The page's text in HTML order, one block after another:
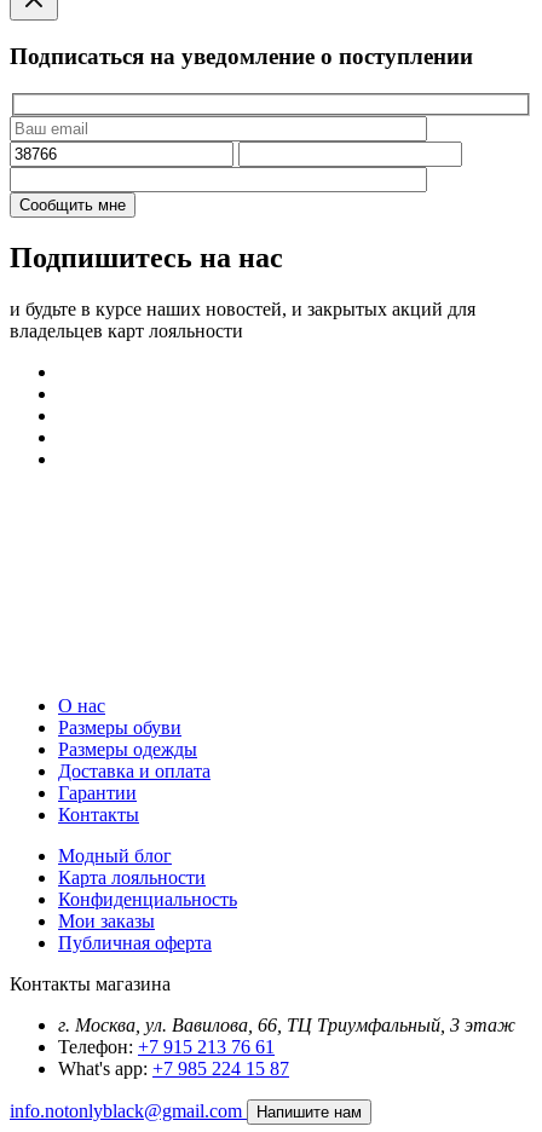
Подписаться на уведомление о поступлении
Подпишитесь на нас
и будьте в курсе наших новостей, и закрытых акций для
владельцев карт лояльности
О нас
Размеры обуви
Размеры одежды
Доставка и оплата
Гарантии
Контакты
Модный блог
Карта лояльности
Конфиденциальность
Мои заказы
Публичная оферта
Контакты магазина
г. Москва, ул. Вавилова, 66, ТЦ Триумфальный, 3 этаж
Телефон: +7 915 213 76 61
What's app: +7 985 224 15 87
info.notonlyblack@gmail.com Напишите нам